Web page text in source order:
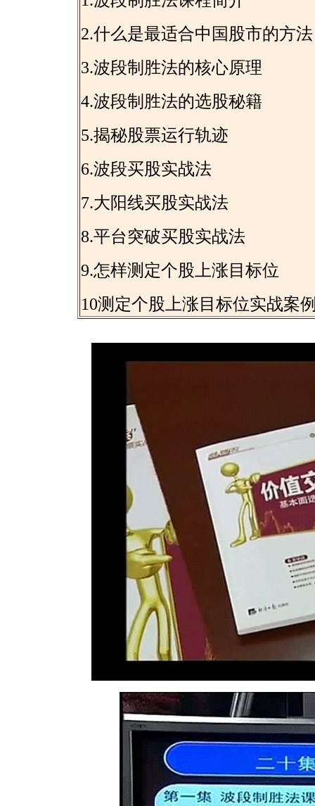
2.什么是最适合中国股市的方法
3.波段制胜法的核心原理
4.波段制胜法的选股秘籍
5.揭秘股票运行轨迹
6.波段买股实战法
7.大阳线买股实战法
8.平台突破买股实战法
9.怎样测定个股上涨目标位
10测定个股上涨目标位实战案